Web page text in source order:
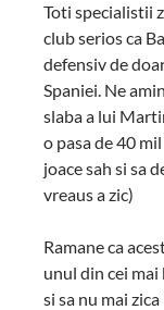
Toti specialistii
club serios ca
defensiv de
Spaniei. Ne
slaba a lui
o pasa de 40
joace sah si sa
vreaus a zic)
Ramane ca
unul din cei
si sa nu mai